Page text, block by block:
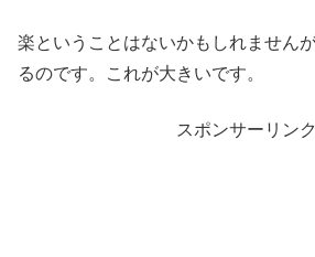
楽ということはないかもしれません
るのです。これが大きいです。
スポンサーリンク